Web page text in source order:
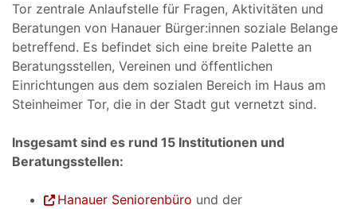
Tor zentrale Anlaufstelle für Fragen, Aktivitäten und
Beratungen von Hanauer Bürger:innen soziale Belange
betreffend. Es befindet sich eine breite Palette an
Beratungsstellen, Vereinen und öffentlichen
Einrichtungen aus dem sozialen Bereich im Haus am
Steinheimer Tor, die in der Stadt gut vernetzt sind.
Insgesamt sind es rund 15 Institutionen und
Beratungsstellen:
Hanauer Seniorenbüro und der